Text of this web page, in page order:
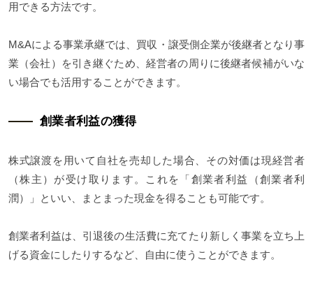
用できる方法です。
M&Aによる事業承継では、買収・譲受側企業が後継者となり事
業（会社）を引き継ぐため、経営者の周りに後継者候補がいな
い場合でも活用することができます。
創業者利益の獲得
株式譲渡を用いて自社を売却した場合、その対価は現経営者
（株主）が受け取ります。これを「創業者利益（創業者利
潤）」といい、まとまった現金を得ることも可能です。
創業者利益は、引退後の生活費に充てたり新しく事業を立ち上
げる資金にしたりするなど、自由に使うことができます。